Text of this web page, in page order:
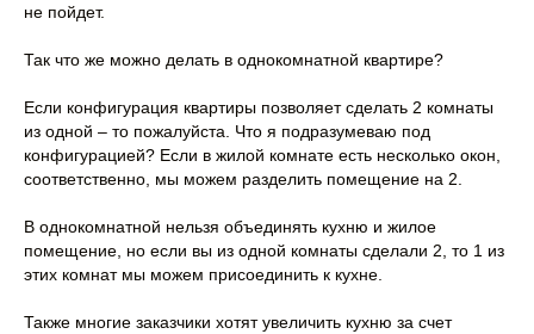
не пойдет.
Так что же можно делать в однокомнатной квартире?
Если конфигурация квартиры позволяет сделать 2 комнаты
из одной – то пожалуйста. Что я подразумеваю под
конфигурацией? Если в жилой комнате есть несколько окон,
соответственно, мы можем разделить помещение на 2.
В однокомнатной нельзя объединять кухню и жилое
помещение, но если вы из одной комнаты сделали 2, то 1 из
этих комнат мы можем присоединить к кухне.
Также многие заказчики хотят увеличить кухню за счет